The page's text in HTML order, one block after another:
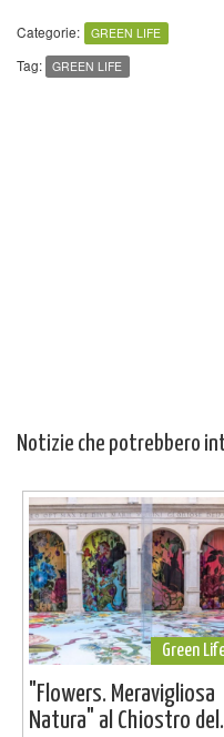
Categorie: GREEN LIFE
Tag: GREEN LIFE
Notizie che potrebbero
Green
"Flowers. Meravigliosa
Natura" al Chiostro